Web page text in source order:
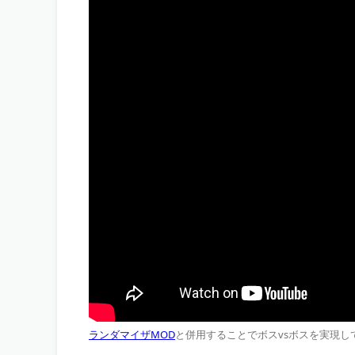
ランダマイザMODと併用することでボスvsボスを実現し